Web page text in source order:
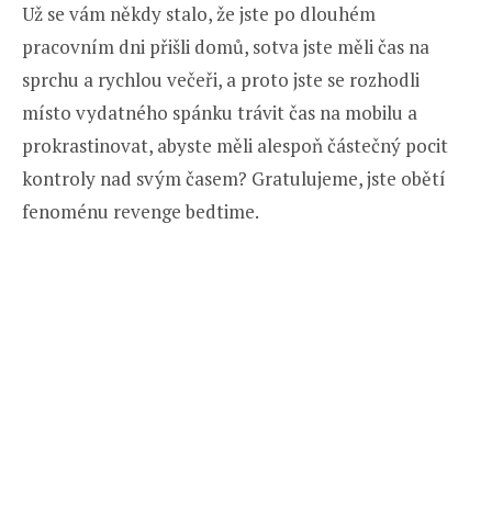
Už se vám někdy stalo, že jste po dlouhém
pracovním dni přišli domů, sotva jste měli čas na
sprchu a rychlou večeři, a proto jste se rozhodli
místo vydatného spánku trávit čas na mobilu a
prokrastinovat, abyste měli alespoň částečný pocit
kontroly nad svým časem? Gratulujeme, jste obětí
fenoménu revenge bedtime.